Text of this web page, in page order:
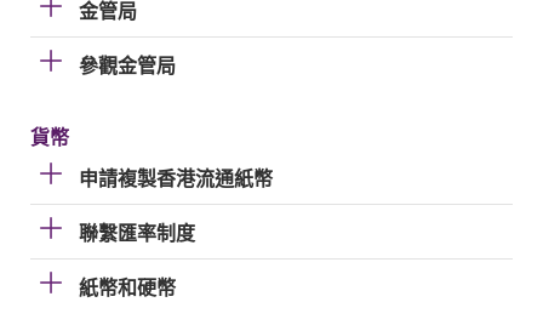
金管局
參觀金管局
貨幣
申請複製香港流通紙幣
聯繫匯率制度
紙幣和硬幣